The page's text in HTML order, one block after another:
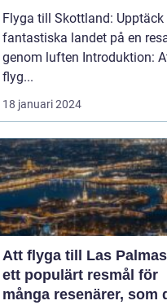
Flyga till Skottland: Upptäck
fantastiska landet på en
genom luften Introduktion: Att
flyg...
18 januari 2024
Att flyga till Las
ett populärt resmål för
många resenärer, som